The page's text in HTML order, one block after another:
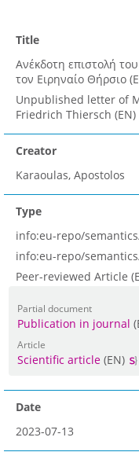
Title
Ανέκδοτη επιστολή
τον Ειρηναίο Θήρσιο
Unpublished letter of
Friedrich Thiersch (EN)
Creator
Karaoulas, Apostolos
Type
info:eu-repo/
info:eu-repo/
Peer-reviewed Article
Partial document
Publication in journal
Article
Scientific article (EN)
Date
2023-07-13